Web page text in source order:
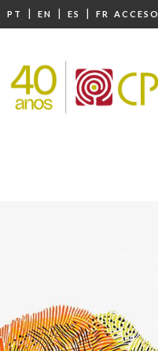
PT | EN | ES | FR ACCESO